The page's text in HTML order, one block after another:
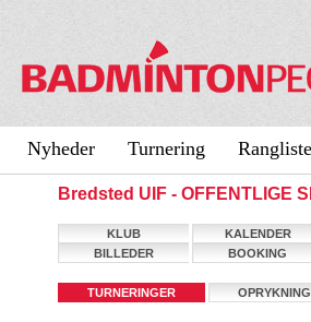
Nyheder Turnering
Bredsted UIF - OFFENTLIGE
KLUB KALENDER
BILLEDER
BOOKING
TURNERINGER